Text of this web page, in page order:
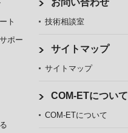
ト
ポー
お問い合わせ
技術相談室
サイトマップ
サイトマップ
COM-ETについて
COM-ETについて